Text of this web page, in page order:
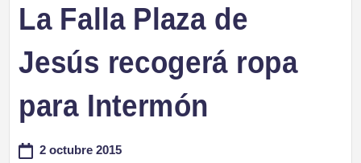
La Falla Plaza de
Jesús recogerá ropa
para Intermón
2 octubre 2015